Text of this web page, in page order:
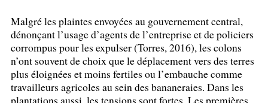
Malgré les plaintes envoyées au gouvernement central,
dénonçant l’usage d’agents de l’entreprise et de policiers
corrompus pour les expulser (Torres, 2016), les colons
n’ont souvent de choix que le déplacement vers des terres
plus éloignées et moins fertiles ou l’embauche comme
travailleurs agricoles au sein des bananeraies. Dans les
plantations aussi, les tensions sont fortes. Les premières